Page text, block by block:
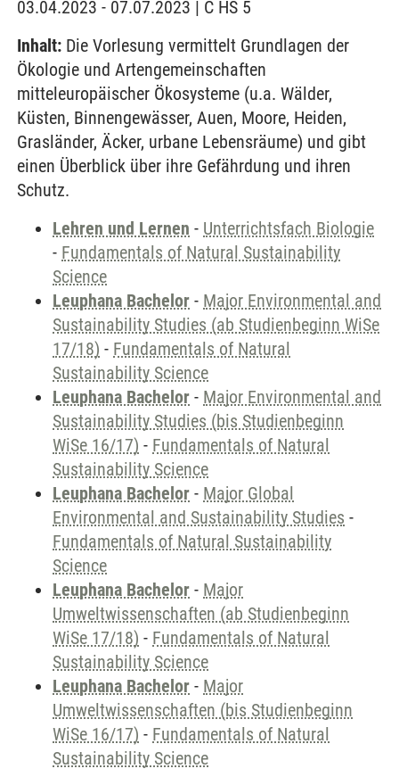
03.04.2023 - 07.07.2023 | C HS 5
Inhalt: Die Vorlesung vermittelt Grundlagen der
Ökologie und Artengemeinschaften
mitteleuropäischer Ökosysteme (u.a. Wälder,
Küsten, Binnengewässer, Auen, Moore, Heiden,
Grasländer, Äcker, urbane Lebensräume) und gibt
einen Überblick über ihre Gefährdung und ihren
Schutz.
Lehren und Lernen - Unterrichtsfach Biologie
- Fundamentals of Natural Sustainability
Science
Leuphana Bachelor - Major Environmental and
Sustainability Studies (ab Studienbeginn WiSe
17/18) - Fundamentals of Natural
Sustainability Science
Leuphana Bachelor - Major Environmental and
Sustainability Studies (bis Studienbeginn
WiSe 16/17) - Fundamentals of Natural
Sustainability Science
Leuphana Bachelor - Major Global
Environmental and Sustainability Studies -
Fundamentals of Natural Sustainability
Science
Leuphana Bachelor - Major
Umweltwissenschaften (ab Studienbeginn
WiSe 17/18) - Fundamentals of Natural
Sustainability Science
Leuphana Bachelor - Major
Umweltwissenschaften (bis Studienbeginn
WiSe 16/17) - Fundamentals of Natural
Sustainability Science